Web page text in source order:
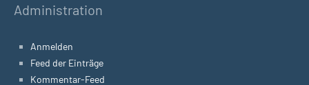
Administration
Anmelden
Feed der Einträge
Kommentar-Feed